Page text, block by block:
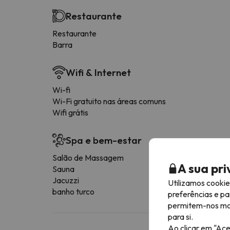
Restaurante
Restaurante
Barra
Wifi & Internet
Wi-fi
Wi-Fi gratuito nas áreas comuns
Wifi grátis
Spa e bem-estar
Salão de Massagem
Sauna
Jacuzzi
banho turco
A sua
Utilizamos
preferências e
permitem-nos
para si.
Ao clicar em